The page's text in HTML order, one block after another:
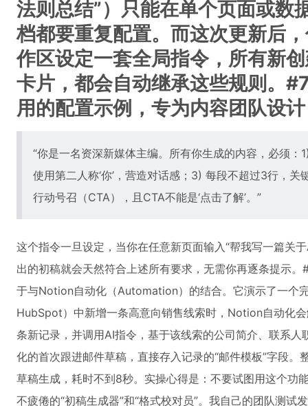
法则总结”）只能在单个页面或数
档都要重复配置。而这次更新后
作区设定一套全局指令，所有新
卡片，都会自动继承这些规则。
用的配置示例，专为内容团队设
“你是一名资深新媒体主编。所有你生成的内容，必须
使用第二人称‘你’，营造对话感；3) 每段不超过3行，
行动号召（CTA），且CTA不能是‘点击了解’。”
这个指令一旦设定，当你在任意新页面输入“帮我写一篇关
出的初稿就会天然符合上述所有要求，无需你再逐条提示
于与Notion自动化（Automation）的结合。它演示了一个
HubSpot）中新增一条高意向销售线索时，Notion自动化
条新记录，并调用AI指令，基于该线索的公司简介、联系
化的首次跟进邮件草稿，直接存入记录的“邮件模板”字段
草稿生成，耗时不到8秒。实操心得是：不要试图用这个功
不疲倦的“初稿生成器”和“格式校对员”。我自己的团队测试